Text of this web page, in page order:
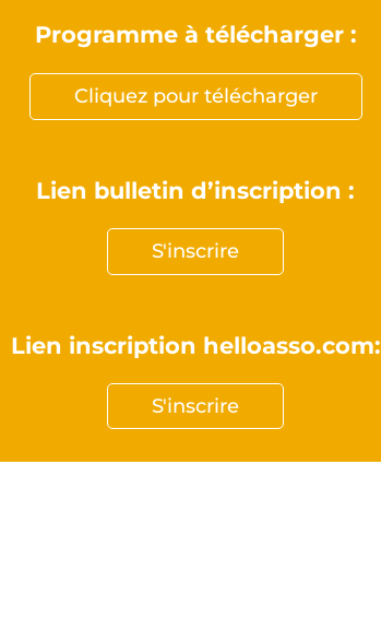
Programme à télécharger :
Cliquez pour télécharger
Lien bulletin d’inscription :
S'inscrire
Lien inscription helloasso.com:
S'inscrire